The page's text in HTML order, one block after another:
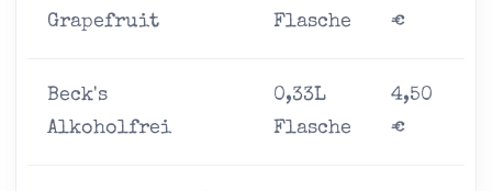
Grapefruit
Flasche
€
Beck's
Alkoholfrei
0,33L
Flasche
4,50
€